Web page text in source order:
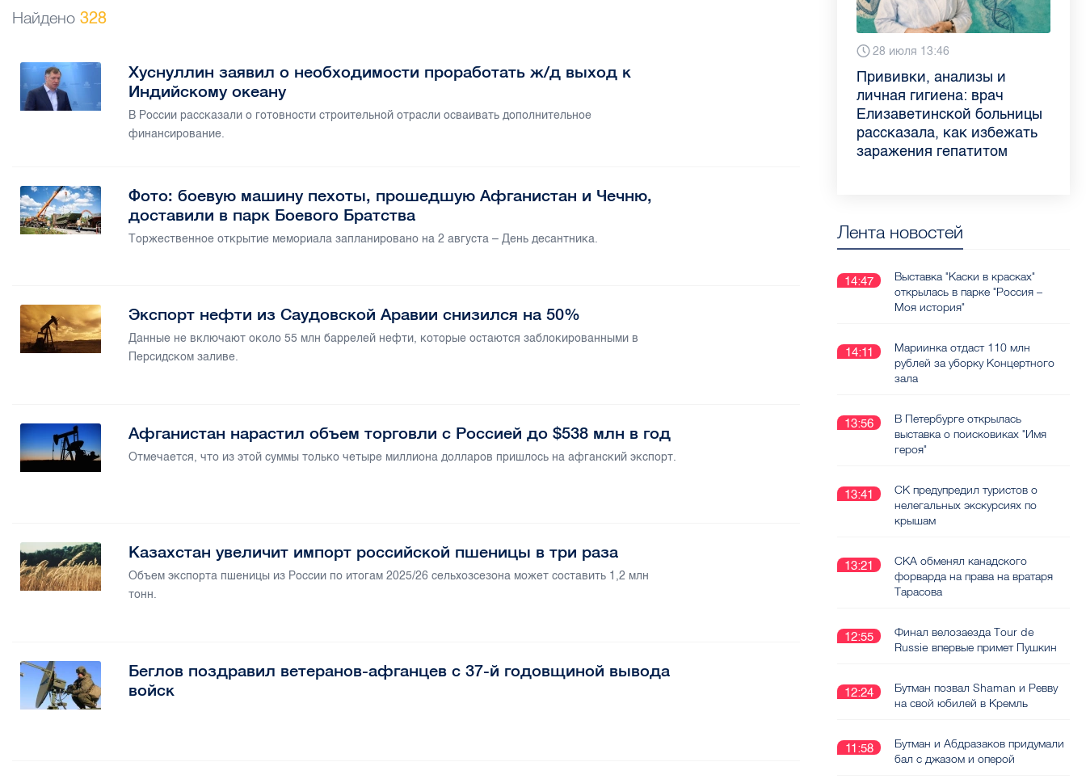
Найдено 328
Хуснуллин заявил о необходимости проработать ж/д выход к
Индийскому океану
В России рассказали о готовности строительной отрасли осваивать дополнительное
финансирование.
Фото: боевую машину пехоты, прошедшую Афганистан и Чечню,
доставили в парк Боевого Братства
Торжественное открытие мемориала запланировано на 2 августа – День десантника.
Экспорт нефти из Саудовской Аравии снизился на 50%
Данные не включают около 55 млн баррелей нефти, которые остаются заблокированными в
Персидском заливе.
Афганистан нарастил объем торговли с Россией до $538 млн в год
Отмечается, что из этой суммы только четыре миллиона долларов пришлось на афганский экспорт.
Казахстан увеличит импорт российской пшеницы в три раза
Объем экспорта пшеницы из России по итогам 2025/26 сельхозсезона может составить 1,2 млн
тонн.
Беглов поздравил ветеранов-афганцев с 37-й годовщиной вывода
войск
6 августа 9:02
Piter.TV находится в
ТОП-10 рейтинга самых
цитируемых СМИ
Петербурга и Ленобласти
во II квартале 2026 года
28 июля 13:46
Прививки, анализы и
личная гигиена: врач
Елизаветинской больницы
рассказала, как избежать
заражения гепатитом
13 июля 9:05
Как обезопасить ребенка
летом: советы педиатра
для родителей
3 июля 11:56
Проходные баллы в вузах
СПб — 2026: где самый
высокий и самый низкий
конкурс
Лента новостей
14:47
Выставка "Каски в красках"
открылась в парке "Россия –
Моя история"
14:11
Мариинка отдаст 110 млн
рублей за уборку Концертного
зала
13:56
В Петербурге открылась
выставка о поисковиках "Имя
героя"
13:41
СК предупредил туристов о
нелегальных экскурсиях по
крышам
13:21
СКА обменял канадского
форварда на права на вратаря
Тарасова
12:55
Финал велозаезда Tour de
Russie впервые примет Пушкин
12:24
Бутман позвал Shaman и Ревву
на свой юбилей в Кремль
11:58
Бутман и Абдразаков придумали
бал с джазом и оперой